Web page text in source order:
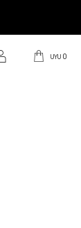
UYU 0